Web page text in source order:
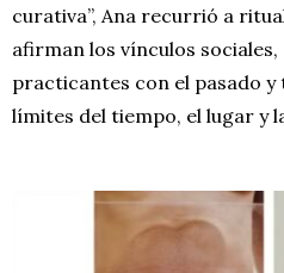
curativa”, Ana recurrió a
afirman los vínculos
practicantes con el pasado
límites del tiempo, el lugar y